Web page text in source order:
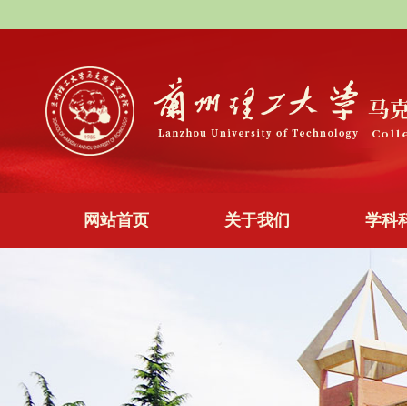
网站首页 关于我们 学科